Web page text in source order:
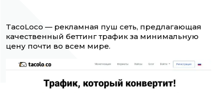
TacoLoco — рекламная пуш сеть, предлагающая
качественный беттинг трафик за минимальную
цену почти во всем мире.